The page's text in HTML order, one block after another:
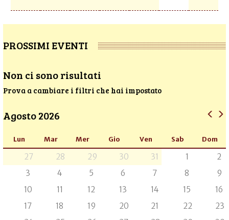
PROSSIMI EVENTI
Non ci sono risultati
Prova a cambiare i filtri che hai impostato
Agosto 2026
Lun Mar Mer Gio Ven Sab Dom
27 28 29 30 31 1
2
3
4 5 6 7 8
9
10
11 12 13 14 15
16
17
18 19 20 21 22
23